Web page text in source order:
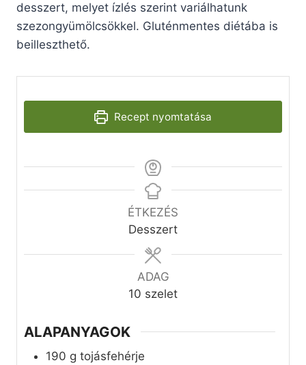
desszert, melyet ízlés szerint variálhatunk
szezongyümölcsökkel. Gluténmentes diétába is
beilleszthető.
Recept nyomtatása
ÉTKEZÉS
Desszert
ADAG
10 szelet
ALAPANYAGOK
190 g tojásfehérje